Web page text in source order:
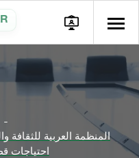
المنظمة العربية
احتياجات